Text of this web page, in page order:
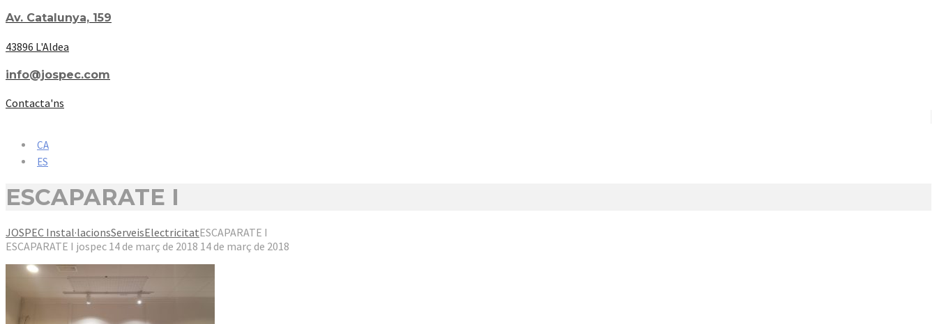
Av. Catalunya, 159
43896 L'Aldea
info@jospec.com
Contacta'ns
CA
ES
ESCAPARATE I
JOSPEC Instal·lacionsServeisElectricitatESCAPARATE I
ESCAPARATE I jospec 14 de març de 2018 14 de març de 2018